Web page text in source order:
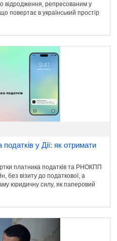
відродження, репресованим у
повертає в український простір
у Дії: як отримати
платника податків та РНОКПП
без візиту до податкової, а
юридичну силу, як паперовий